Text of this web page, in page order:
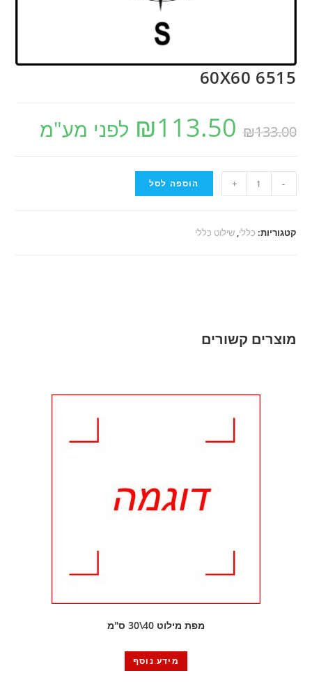
6515 60X60
₪133.00
₪113.50 לפני מע"מ
-
+ הוספה לסל
קטגוריות: כללי,שילוט כללי
מוצרים קשורים
מפת מילוט 40\30 ס"מ
מידע נוסף